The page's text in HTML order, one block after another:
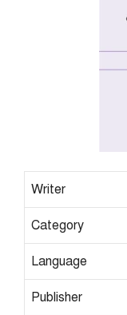
Writer
Category
Language
Publisher